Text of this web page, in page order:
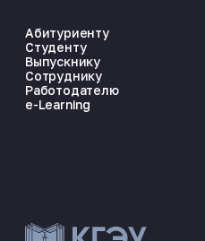
Абитуриенту
Студенту
Выпускнику
Сотруднику
Работодателю
e-Learning